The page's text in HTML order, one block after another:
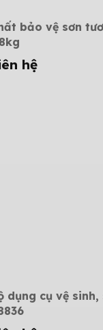
bảo vệ sơn
hệ
dụng cụ vệ